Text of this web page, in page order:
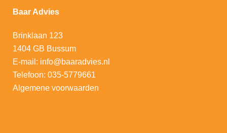
Baar Advies
Brinklaan 123
1404 GB Bussum
E-mail: info@baaradvies.nl
Telefoon: 035-5779661
Algemene voorwaarden